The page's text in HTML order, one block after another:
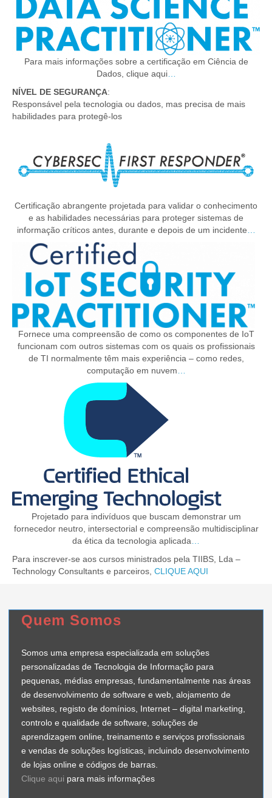
Para mais informações sobre a certificação em Ciência de
Dados, clique aqui…
NÍVEL DE SEGURANÇA:
Responsável pela tecnologia ou dados, mas precisa de mais
habilidades para protegê-los
Certificação abrangente projetada para validar o conhecimento
e as habilidades necessárias para proteger sistemas de
informação críticos antes, durante e depois de um incidente
Fornece uma compreensão de como os componentes de IoT
funcionam com outros sistemas com os quais os profissionais
de TI normalmente têm mais experiência – como redes,
computação em nuvem
Projetado para indivíduos que buscam demonstrar um
fornecedor neutro, intersectorial e compreensão multidisciplinar
da ética da tecnologia aplicada
Para inscrever-se aos cursos ministrados pela TIIBS, Lda –
Technology Consultants e parceiros, CLIQUE AQUI
Quem Somos
Somos uma empresa especializada em soluções
personalizadas de Tecnologia de Informação para
pequenas, médias empresas, fundamentalmente nas áreas
de desenvolvimento de software e web, alojamento de
websites, registo de domínios, Internet – digital marketing,
controlo e qualidade de software, soluções de
aprendizagem online, treinamento e serviços profissionais
e vendas de soluções logísticas, incluindo desenvolvimento
de lojas online e códigos de barras.
Clique aqui para mais informações